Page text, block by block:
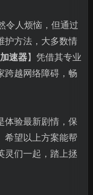
令人烦恼，但通过
护方法，大多数情
速器】凭借其专业
跨越网络障碍，畅
体验最新剧情，保
希望以上方案能帮
灵们一起，踏上拯